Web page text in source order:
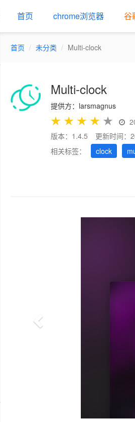
首页 chrome浏览器 谷
首页 未分类 Multi-clock
Multi-clock
提供方：larsmagnus
★ ★ ★ ★ ★
版本：1.4.5
更新时间：
相关标签：
clock